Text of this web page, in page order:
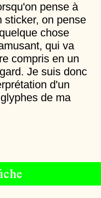
pense à
sticker, on pense
chose
qui va
compris en un
Je suis donc
d'un
de ma